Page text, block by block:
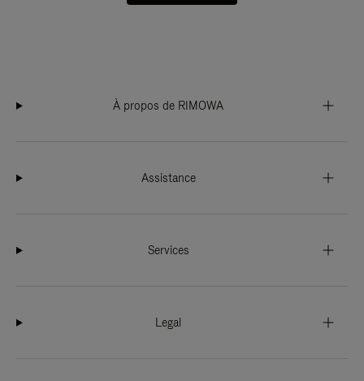
À propos de RIMOWA
Assistance
Services
Legal